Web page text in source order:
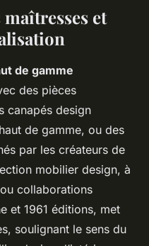
et
de gamme
des pièces
canapés design
de gamme, ou des
par les créateurs de
mobilier design, à
collaborations
et 1961 éditions, met
soulignant le sens du